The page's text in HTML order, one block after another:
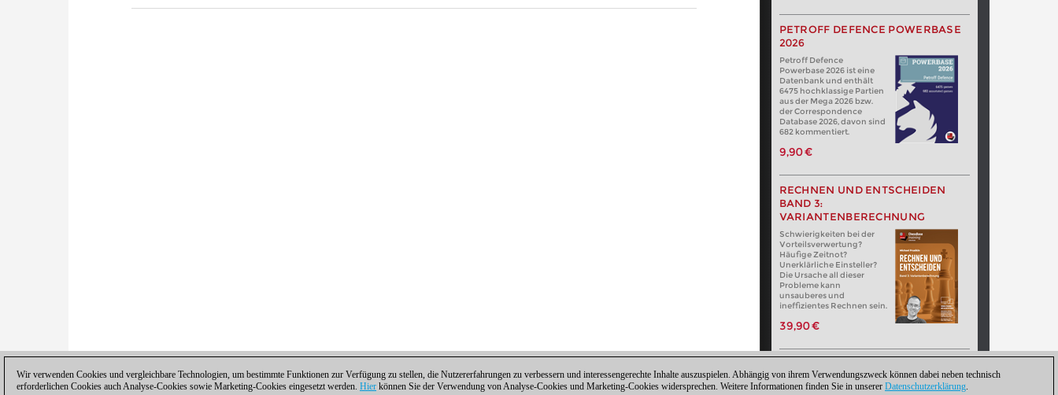
PETROFF DEFENCE POWERBASE
2026
Petroff Defence
Powerbase 2026 ist eine
Datenbank und enthält
6475 hochklassige Partien
aus der Mega 2026 bzw.
der Correspondence
Database 2026, davon sind
682 kommentiert.
9,90 €
RECHNEN UND ENTSCHEIDEN
BAND 3:
VARIANTENBERECHNUNG
Schwierigkeiten bei der
Vorteilsverwertung?
Häufige Zeitnot?
Unerklärliche Einsteller?
Die Ursache all dieser
Probleme kann
unsauberes und
ineffizientes Rechnen sein.
39,90 €
Wir verwenden Cookies und vergleichbare Technologien, um bestimmte Funktionen zur Verfügung zu stellen, die Nutzererfahrungen zu verbessern und interessengerechte Inhalte auszuspielen. Abhängig von ihrem Verwendungszweck können dabei neben technisch
erforderlichen Cookies auch Analyse-Cookies sowie Marketing-Cookies eingesetzt werden. Hier können Sie der Verwendung von Analyse-Cookies und Marketing-Cookies widersprechen. Weitere Informationen finden Sie in unserer Datenschutzerklärung.